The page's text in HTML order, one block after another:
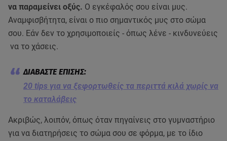
να παραμείνει οξύς. Ο εγκέφαλός σου είναι μυς.
Αναμφισβήτητα, είναι ο πιο σημαντικός μυς στο σώμα
σου. Εάν δεν το χρησιμοποιείς - όπως λένε - κινδυνεύεις
να το χάσεις.
20 tips για να ξεφορτωθείς τα περιττά κιλά χωρίς να
το καταλάβεις
Ακριβώς, λοιπόν, όπως όταν πηγαίνεις στο γυμναστήριο
για να διατηρήσεις το σώμα σου σε φόρμα, με το ίδιο